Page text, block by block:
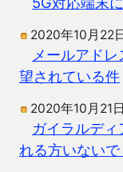
2020年10月22
メールアド
望されている件
2020年10月21日
ガイラルディ
れる方いないで